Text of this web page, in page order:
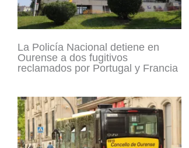
La Policía Nacional detiene en
Ourense a dos fugitivos
reclamados por Portugal y Francia